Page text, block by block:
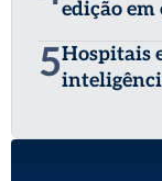
edição
5Hospitais